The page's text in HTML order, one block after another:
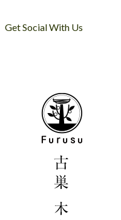
Get Social With Us